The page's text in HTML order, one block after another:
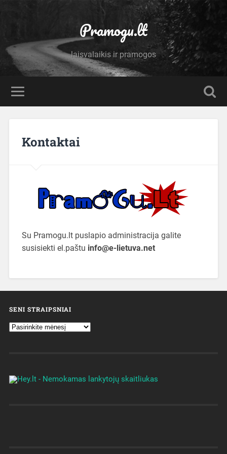
Pramogu.lt
laisvalaikis ir pramogos
Kontaktai
Su Pramogu.lt puslapio administracija galite
susisiekti el.paštu info@e-lietuva.net
SENI STRAIPSNIAI